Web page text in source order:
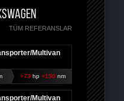
TÜM REFERANSLAR
Multivan
+73 hp +150 nm
Multivan